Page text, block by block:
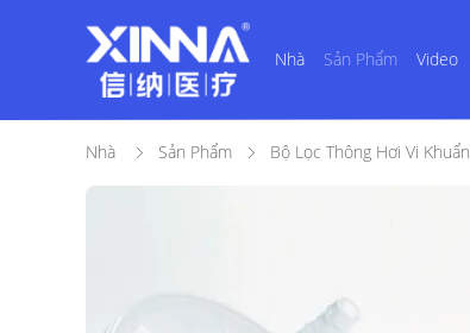
Nhà Sản Phẩm Video
Nhà Sản Phẩm Bộ Lọc Thông Hơi Vi Khuẩn